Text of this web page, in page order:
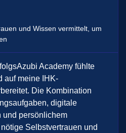
und Wissen vermittelt, um
Academy fühlte
auf meine IHK-
Die Kombination
digitale
und persönlichem
Selbstvertrauen und